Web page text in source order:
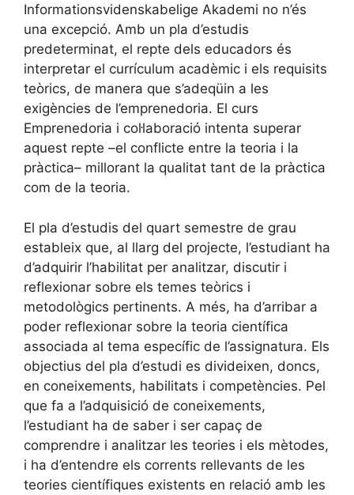
Informationsvidenskabelige Akademi no n’és
una excepció. Amb un pla d’estudis
predeterminat, el repte dels educadors és
interpretar el currículum acadèmic i els requisits
teòrics, de manera que s’adeqüin a les
exigències de l’emprenedoria. El curs
Emprenedoria i col·laboració intenta superar
aquest repte –el conflicte entre la teoria i la
pràctica– millorant la qualitat tant de la pràctica
com de la teoria.
El pla d’estudis del quart semestre de grau
estableix que, al llarg del projecte, l’estudiant ha
d’adquirir l’habilitat per analitzar, discutir i
reflexionar sobre els temes teòrics i
metodològics pertinents. A més, ha d’arribar a
poder reflexionar sobre la teoria científica
associada al tema específic de l’assignatura. Els
objectius del pla d’estudi es divideixen, doncs,
en coneixements, habilitats i competències. Pel
que fa a l’adquisició de coneixements,
l’estudiant ha de saber i ser capaç de
comprendre i analitzar les teories i els mètodes,
i ha d’entendre els corrents rellevants de les
teories científiques existents en relació amb les